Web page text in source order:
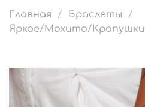
Главная
Браслеты
Яркое/Мохито/Крапушки